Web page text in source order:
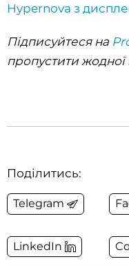
Hypernova з
Підписуйтеся на
пропустити жодної
Поділитись:
Telegram
LinkedIn